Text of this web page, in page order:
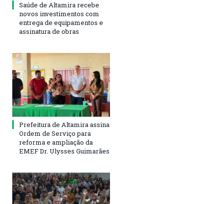
Saúde de Altamira recebe
novos investimentos com
entrega de equipamentos e
assinatura de obras
Prefeitura de Altamira assina
Ordem de Serviço para
reforma e ampliação da
EMEF Dr. Ulysses Guimarães